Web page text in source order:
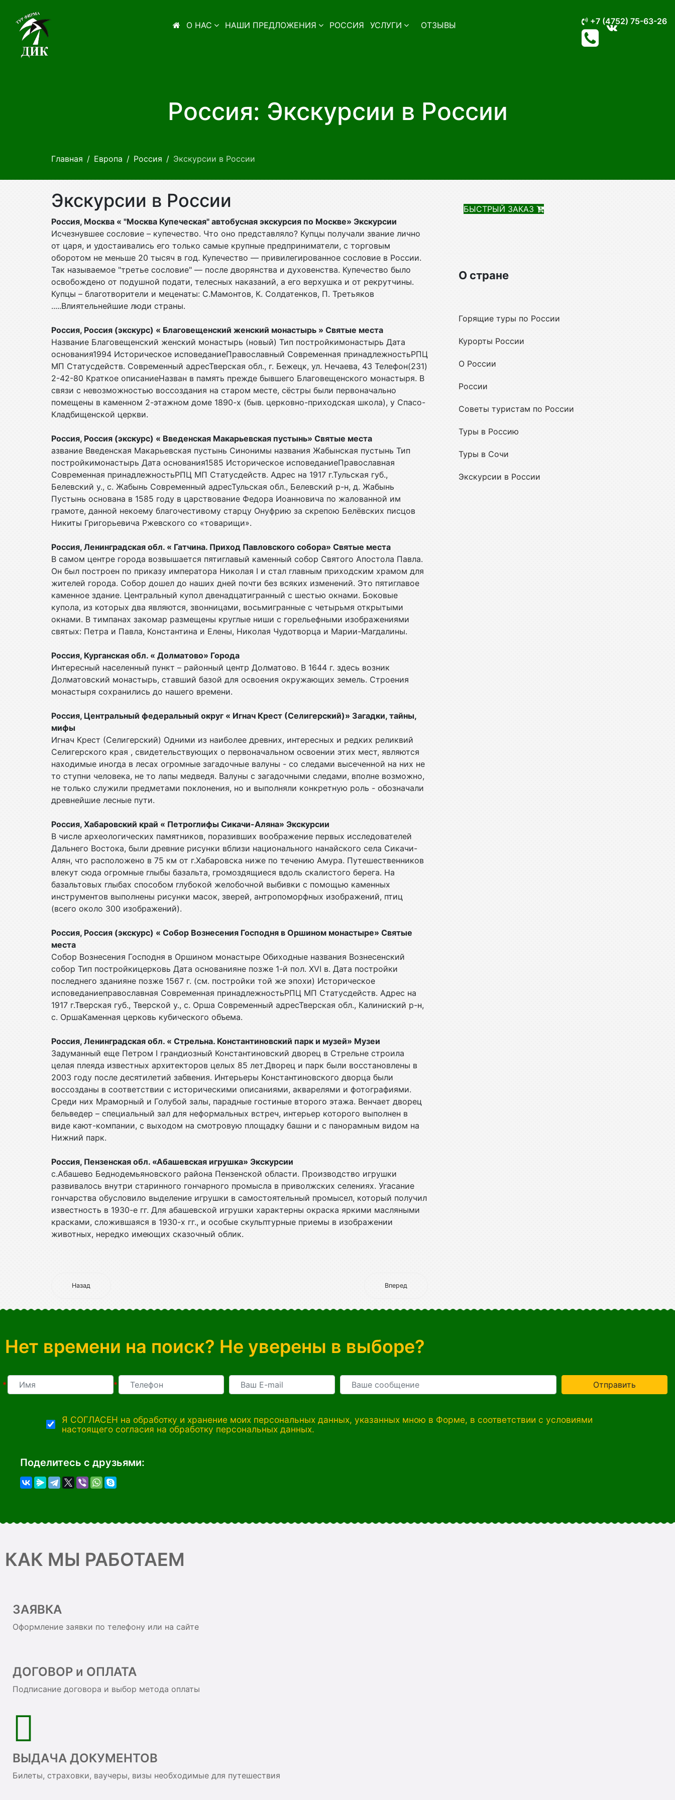
О НАС НАШИ ПРЕДЛОЖЕНИЯ РОССИЯ УСЛУГИ ОТЗЫВЫ +7 (4752) 75-63-26
Россия: Экскурсии в России
Главная Европа Россия Экскурсии в России
Экскурсии в России
Россия, Москва « "Москва Купеческая" автобусная экскурсия по Москве» Экскурсии
Исчезнувшее сословие – купечество. Что оно представляло? Купцы получали звание лично
от царя, и удостаивались его только самые крупные предприниматели, с торговым
оборотом не меньше 20 тысяч в год. Купечество — привилегированное сословие в России.
Так называемое "третье сословие" — после дворянства и духовенства. Купечество было
освобождено от подушной подати, телесных наказаний, а его верхушка и от рекрутчины.
Купцы – благотворители и меценаты: С.Мамонтов, К. Солдатенков, П. Третьяков
.....Влиятельнейшие люди страны.
Россия, Россия (экскурс) « Благовещенский женский монастырь » Святые места
Название Благовещенский женский монастырь (новый) Тип постройкимонастырь Дата
основания1994 Историческое исповеданиеПравославный Современная принадлежностьРПЦ
МП Статусдейств. Современный адресТверская обл., г. Бежецк, ул. Нечаева, 43 Телефон(231)
2-42-80 Краткое описаниеНазван в память прежде бывшего Благовещенского монастыря. В
связи с невозможностью воссоздания на старом месте, сёстры были первоначально
помещены в каменном 2-этажном доме 1890-х (быв. церковно-приходская школа), у Спасо-
Кладбищенской церкви.
Россия, Россия (экскурс) « Введенская Макарьевская пустынь» Святые места
азвание Введенская Макарьевская пустынь Синонимы названия Жабынская пустынь Тип
постройкимонастырь Дата основания1585 Историческое исповеданиеПравославная
Современная принадлежностьРПЦ МП Статусдейств. Адрес на 1917 г.Тульская губ.,
Белевский у., с. Жабынь Современный адресТульская обл., Белевский р-н, д. Жабынь
Пустынь основана в 1585 году в царствование Федора Иоанновича по жалованной им
грамоте, данной некоему благочестивому старцу Онуфрию за скрепою Белёвских писцов
Никиты Григорьевича Ржевского со «товарищи».
Россия, Ленинградская обл. « Гатчина. Приход Павловского собора» Святые места
В самом центре города возвышается пятиглавый каменный собор Святого Апостола Павла.
Он был построен по приказу императора Николая I и стал главным приходским храмом для
жителей города. Собор дошел до наших дней почти без всяких изменений. Это пятиглавое
каменное здание. Центральный купол двенадцатигранный с шестью окнами. Боковые
купола, из которых два являются, звонницами, восьмигранные с четырьмя открытыми
окнами. В тимпанах закомар размещены круглые ниши с горельефными изображениями
святых: Петра и Павла, Константина и Елены, Николая Чудотворца и Марии-Магдалины.
Россия, Курганская обл. « Долматово» Города
Интересный населенный пункт – районный центр Долматово. В 1644 г. здесь возник
Долматовский монастырь, ставший базой для освоения окружающих земель. Строения
монастыря сохранились до нашего времени.
Россия, Центральный федеральный округ « Игнач Крест (Селигерский)» Загадки, тайны,
мифы
Игнач Крест (Селигерский) Одними из наиболее древних, интересных и редких реликвий
Селигерского края , свидетельствующих о первоначальном освоении этих мест, являются
находимые иногда в лесах огромные загадочные валуны - со следами высеченной на них не
то ступни человека, не то лапы медведя. Валуны с загадочными следами, вполне возможно,
не только служили предметами поклонения, но и выполняли конкретную роль - обозначали
древнейшие лесные пути.
Россия, Хабаровский край « Петроглифы Сикачи-Аляна» Экскурсии
В числе археологических памятников, поразивших воображение первых исследователей
Дальнего Востока, были древние рисунки вблизи национального нанайского села Сикачи-
Алян, что расположено в 75 км от г.Хабаровска ниже по течению Амура. Путешественников
влекут сюда огромные глыбы базальта, громоздящиеся вдоль скалистого берега. На
базальтовых глыбах способом глубокой желобочной выбивки с помощью каменных
инструментов выполнены рисунки масок, зверей, антропоморфных изображений, птиц
(всего около 300 изображений).
Россия, Россия (экскурс) « Собор Вознесения Господня в Оршином монастыре» Святые
места
Собор Вознесения Господня в Оршином монастыре Обиходные названия Вознесенский
собор Тип постройкицерковь Дата основанияне позже 1-й пол. XVI в. Дата постройки
последнего зданияне позже 1567 г. (см. постройки той же эпохи) Историческое
исповеданиеправославная Современная принадлежностьРПЦ МП Статусдейств. Адрес на
1917 г.Тверская губ., Тверской у., с. Орша Современный адресТверская обл., Калиниский р-н,
с. ОршаКаменная церковь кубического объема.
Россия, Ленинградская обл. « Стрельна. Константиновский парк и музей» Музеи
Задуманный еще Петром I грандиозный Константиновский дворец в Стрельне строила
целая плеяда известных архитекторов целых 85 лет.Дворец и парк были восстановлены в
2003 году после десятилетий забвения. Интерьеры Константиновского дворца были
воссозданы в соответствии с историческими описаниями, акварелями и фотографиями.
Среди них Мраморный и Голубой залы, парадные гостиные второго этажа. Венчает дворец
бельведер – специальный зал для неформальных встреч, интерьер которого выполнен в
виде кают-компании, с выходом на смотровую площадку башни и с панорамным видом на
Нижний парк.
Россия, Пензенская обл. «Абашевская игрушка» Экскурсии
с.Абашево Беднодемьяновского района Пензенской области. Производство игрушки
развивалось внутри старинного гончарного промысла в приволжских селениях. Угасание
гончарства обусловило выделение игрушки в самостоятельный промысел, который получил
известность в 1930-е гг. Для абашевской игрушки характерны окраска яркими масляными
красками, сложившаяся в 1930-х гг., и особые скульптурные приемы в изображении
животных, нередко имеющих сказочный облик.
Назад Вперед
БЫСТРЫЙ ЗАКАЗ
О стране
Горящие туры по России
Курорты России
О России
России
Советы туристам по России
Туры в Россию
Туры в Сочи
Экскурсии в России
Нет времени на поиск? Не уверены в выборе?
* * Отправить
Я СОГЛАСЕН на обработку и хранение моих персональных данных, указанных мною в Форме, в соответствии с условиями
настоящего согласия на обработку персональных данных.
Поделитесь с друзьями:
КАК МЫ РАБОТАЕМ
ЗАЯВКА
Оформление заявки по телефону или на сайте
ДОГОВОР и ОПЛАТА
Подписание договора и выбор метода оплаты
ВЫДАЧА ДОКУМЕНТОВ
Билеты, страховки, ваучеры, визы необходимые для путешествия